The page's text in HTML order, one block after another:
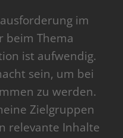
im
beim Thema
ist aufwendig.
sein, um bei
zu werden.
Zielgruppen
relevante Inhalte